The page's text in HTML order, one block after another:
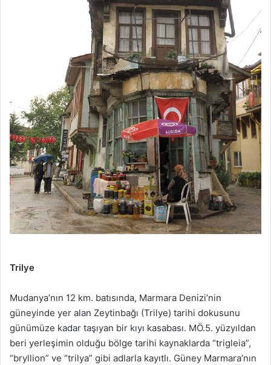
Trilye
Mudanya’nın 12 km. batısında, Marmara Denizi’nin
güneyinde yer alan Zeytinbağı (Trilye) tarihi dokusunu
günümüze kadar taşıyan bir kıyı kasabası. MÖ.5. yüzyıldan
beri yerleşimin olduğu bölge tarihi kaynaklarda “trigleia”,
“bryllion” ve “trilya” gibi adlarla kayıtlı. Güney Marmara’nın